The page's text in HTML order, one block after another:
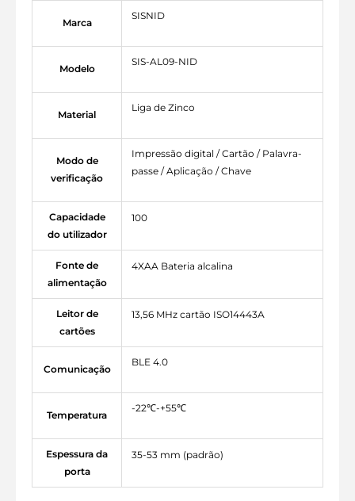
Marca
SISNID
Modelo
SIS-AL09-NID
Material
Liga de Zinco
Modo de
verificação
Impressão digital / Cartão / Palavra-
passe / Aplicação / Chave
Capacidade
do utilizador
100
Fonte de
alimentação
4XAA Bateria alcalina
Leitor de
cartões
13,56 MHz cartão ISO14443A
Comunicação
BLE 4.0
Temperatura
-22℃-+55℃
Espessura da
porta
35-53 mm (padrão)